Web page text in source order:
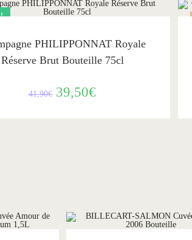
PHILIPPONNAT Royale
Réserve Brut Bouteille 75cl
41,90€ 39,50€